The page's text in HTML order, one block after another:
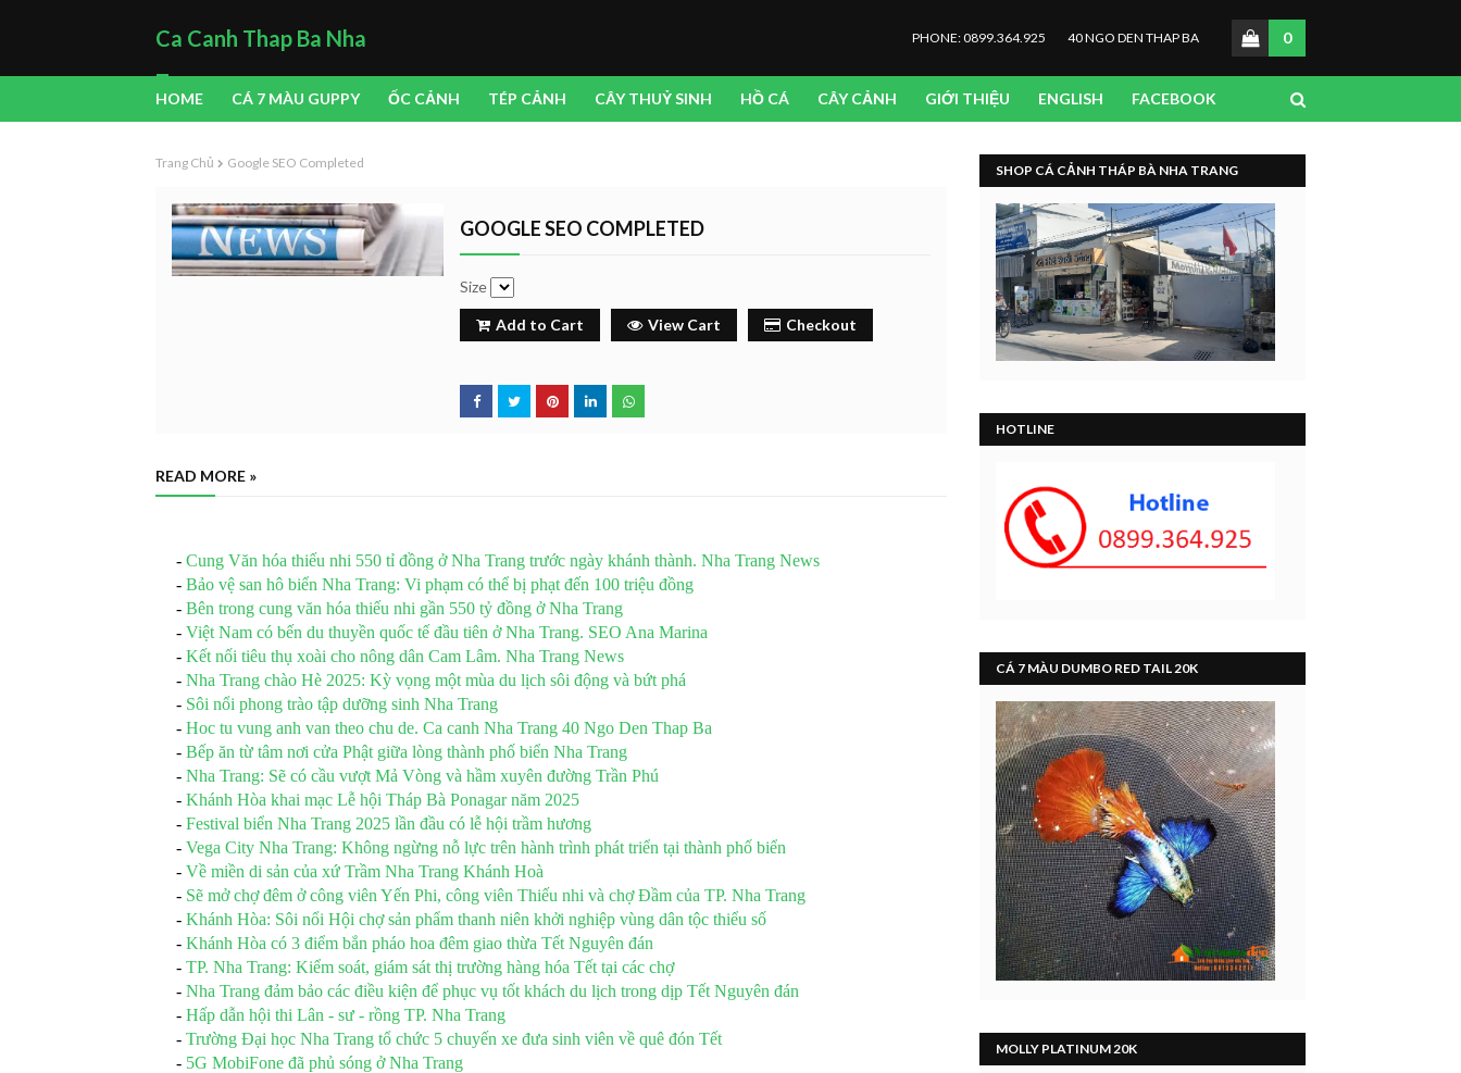
Ca Canh Thap Ba Nha
Trang
PHONE: 0899.364.925 40 NGO DEN THAP BA 0
HOME CÁ 7 MÀU GUPPY ỐC CẢNH TÉP CẢNH CÂY THUỶ SINH HỒ CÁ CÂY CẢNH GIỚI THIỆU ENGLISH FACEBOOK
Trang Chủ Google SEO Completed
GOOGLE SEO COMPLETED
Size
Add to Cart View Cart Checkout
READ MORE »
- Cung Văn hóa thiếu nhi 550 tỉ đồng ở Nha Trang trước ngày khánh thành. Nha Trang News
- Bảo vệ san hô biển Nha Trang: Vi phạm có thể bị phạt đến 100 triệu đồng
- Bên trong cung văn hóa thiếu nhi gần 550 tỷ đồng ở Nha Trang
- Việt Nam có bến du thuyền quốc tế đầu tiên ở Nha Trang. SEO Ana Marina
- Kết nối tiêu thụ xoài cho nông dân Cam Lâm. Nha Trang News
- Nha Trang chào Hè 2025: Kỳ vọng một mùa du lịch sôi động và bứt phá
- Sôi nổi phong trào tập dưỡng sinh Nha Trang
- Hoc tu vung anh van theo chu de. Ca canh Nha Trang 40 Ngo Den Thap Ba
- Bếp ăn từ tâm nơi cửa Phật giữa lòng thành phố biển Nha Trang
- Nha Trang: Sẽ có cầu vượt Mả Vòng và hầm xuyên đường Trần Phú
- Khánh Hòa khai mạc Lễ hội Tháp Bà Ponagar năm 2025
- Festival biển Nha Trang 2025 lần đầu có lễ hội trầm hương
- Vega City Nha Trang: Không ngừng nỗ lực trên hành trình phát triển tại thành phố biển
- Về miền di sản của xứ Trầm Nha Trang Khánh Hoà
- Sẽ mở chợ đêm ở công viên Yến Phi, công viên Thiếu nhi và chợ Đầm của TP. Nha Trang
- Khánh Hòa: Sôi nổi Hội chợ sản phẩm thanh niên khởi nghiệp vùng dân tộc thiểu số
- Khánh Hòa có 3 điểm bắn pháo hoa đêm giao thừa Tết Nguyên đán
- TP. Nha Trang: Kiểm soát, giám sát thị trường hàng hóa Tết tại các chợ
- Nha Trang đảm bảo các điều kiện để phục vụ tốt khách du lịch trong dịp Tết Nguyên đán
- Hấp dẫn hội thi Lân - sư - rồng TP. Nha Trang
- Trường Đại học Nha Trang tổ chức 5 chuyến xe đưa sinh viên về quê đón Tết
- 5G MobiFone đã phủ sóng ở Nha Trang
SHOP CÁ CẢNH THÁP BÀ NHA TRANG
HOTLINE
CÁ 7 MÀU DUMBO RED TAIL 20K
MOLLY PLATINUM 20K